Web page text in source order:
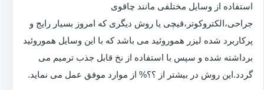
استفاده از وسایل مختلفی مانند چاقوی
جراحی،الکتروکوتر،قیچی یا روش دیگری که امروز بسیار رایج و
پرکاربرد شده لیزر هموروئید می باشد که با این وسایل هموروئید
برداشته شده و سپس با استفاده از نخ قابل جذب ترمیم می
گردد.این روش در بیشتر از ؟؟% از موارد موفق عمل می نماید.